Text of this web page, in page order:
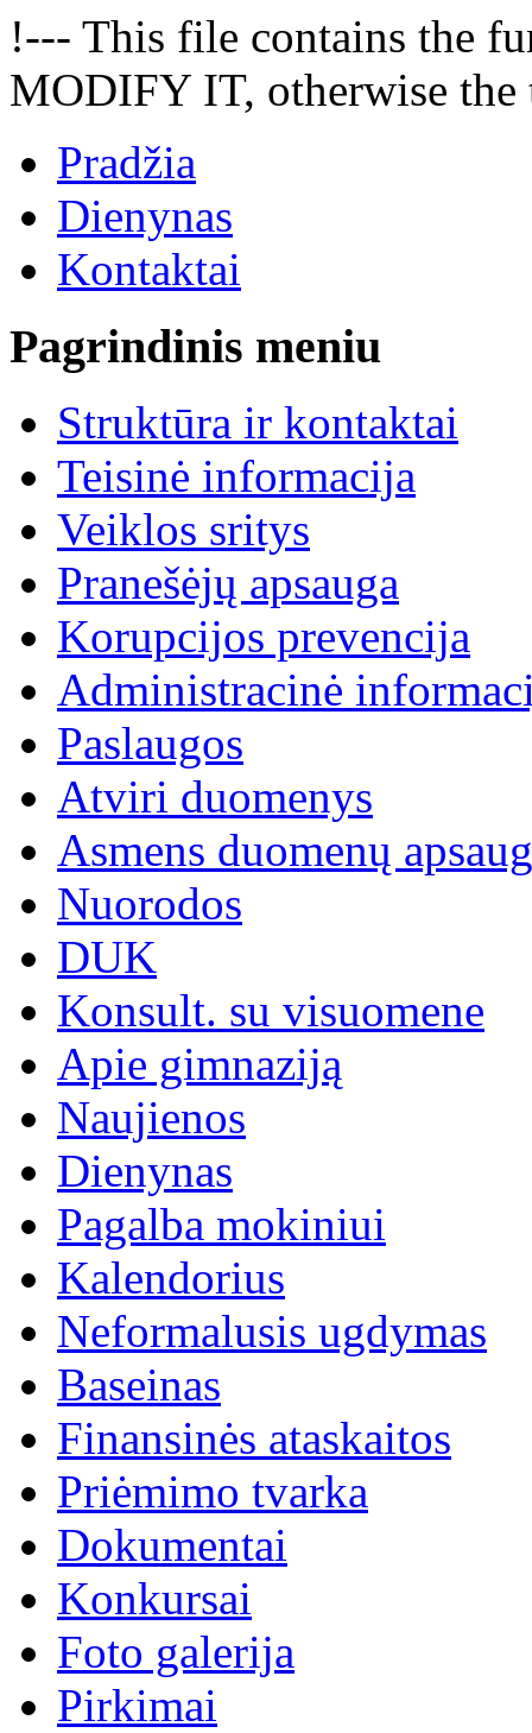
!--- This file contains the
MODIFY IT, otherwise
Pradžia
Dienynas
Kontaktai
Pagrindinis meniu
Struktūra ir kontaktai
Teisinė informacija
Veiklos sritys
Pranešėjų apsauga
Korupcijos prevencija
Administracinė
Paslaugos
Atviri duomenys
Asmens duomenų
Nuorodos
DUK
Konsult. su visuomene
Apie gimnaziją
Naujienos
Dienynas
Pagalba mokiniui
Kalendorius
Neformalusis ugdymas
Baseinas
Finansinės ataskaitos
Priėmimo tvarka
Dokumentai
Konkursai
Foto galerija
Pirkimai